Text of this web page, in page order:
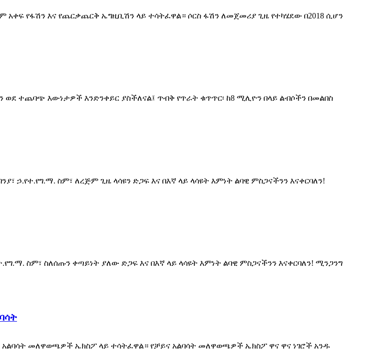
አቀፍ የፋሽን እና የጨርቃጨርቅ ኤግዚቢሽን ላይ ተሳትፈዋል። ሶርስ ፋሽን ለመጀመሪያ ጊዜ የተካሄደው በ2018 ሲሆን
ተጨባጭ እውነታዎች እንድንቀይር ያስችለናል፤ ጥብቅ የጥራት ቁጥጥር፡ ከ8 ሚሊዮን በላይ ልብሶችን በመልበስ
ኃ.የተ.የግ.ማ. ስም፣ ለረጅም ጊዜ ላሳዩን ድጋፍ እና በእኛ ላይ ላሳዩት እምነት ልባዊ ምስጋናችንን እናቀርባለን!
ስም፣ ስለሰጡን ቀጣይነት ያለው ድጋፍ እና በእኛ ላይ ላሳዩት እምነት ልባዊ ምስጋናችንን እናቀርባለን! ሚንጋንግ
መለዋወጫዎች ኤክስፖ ላይ ተሳትፈዋል። የቻይና አልባሳት መለዋወጫዎች ኤክስፖ ዋና ዋና ነገሮች አንዱ